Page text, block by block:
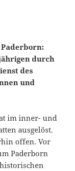
durch
des
und
im inner- und
ausgelöst.
offen. Vor
Paderborn